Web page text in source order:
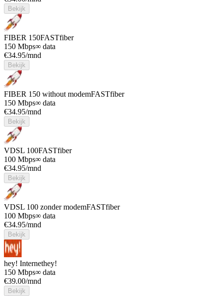
Bekijk
FIBER 150FASTfiber
150 Mbps∞ data
€34.95/mnd
Bekijk
FIBER 150 without modemFASTfiber
150 Mbps∞ data
€34.95/mnd
Bekijk
VDSL 100FASTfiber
100 Mbps∞ data
€34.95/mnd
Bekijk
VDSL 100 zonder modemFASTfiber
100 Mbps∞ data
€34.95/mnd
Bekijk
hey! Internethey!
150 Mbps∞ data
€39.00/mnd
Bekijk